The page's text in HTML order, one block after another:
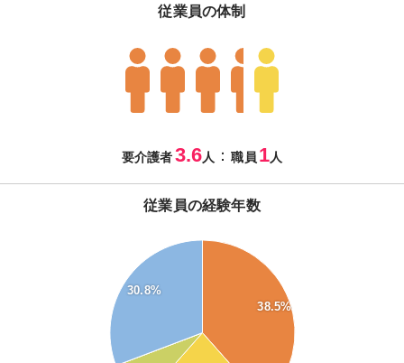
従業員の体制
要介護者3.6人 ：職員 1人
従業員の経験年数
38.5%
30.8%